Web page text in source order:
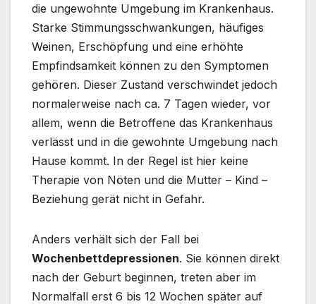
die ungewohnte Umgebung im Krankenhaus.
Starke Stimmungsschwankungen, häufiges
Weinen, Erschöpfung und eine erhöhte
Empfindsamkeit können zu den Symptomen
gehören. Dieser Zustand verschwindet jedoch
normalerweise nach ca. 7 Tagen wieder, vor
allem, wenn die Betroffene das Krankenhaus
verlässt und in die gewohnte Umgebung nach
Hause kommt. In der Regel ist hier keine
Therapie von Nöten und die Mutter – Kind –
Beziehung gerät nicht in Gefahr.
Anders verhält sich der Fall bei
Wochenbettdepressionen. Sie können direkt
nach der Geburt beginnen, treten aber im
Normalfall erst 6 bis 12 Wochen später auf